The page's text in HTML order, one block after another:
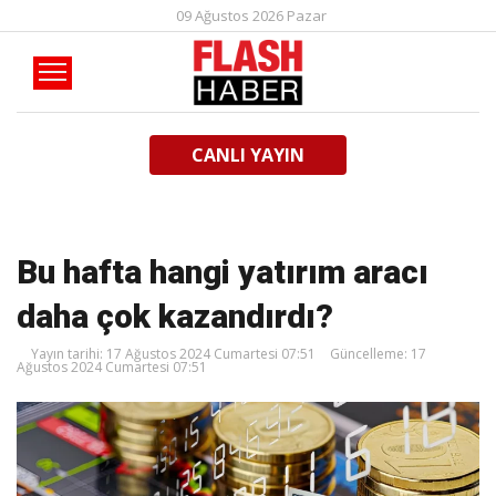
09 Ağustos 2026 Pazar
CANLI YAYIN
Bu hafta hangi yatırım aracı
daha çok kazandırdı?
Yayın tarihi: 17 Ağustos 2024 Cumartesi 07:51 Güncelleme: 17
Ağustos 2024 Cumartesi 07:51